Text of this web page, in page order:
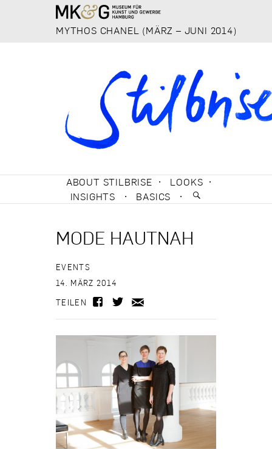
MYTHOS CHANEL (MÄRZ – JUNI 2014)
SKIP TO CONTENTABOUT STILBRISE
LOOKS
INSIGHTS
BASICS
MODE HAUTNAH
EVENTS
14. MÄRZ 2014
TEILEN